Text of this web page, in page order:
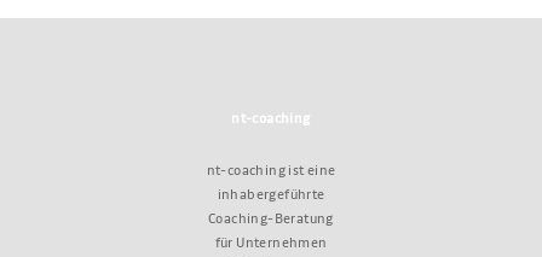
nt-coaching
nt-coaching ist eine
inhabergeführte
Coaching-Beratung
für Unternehmen